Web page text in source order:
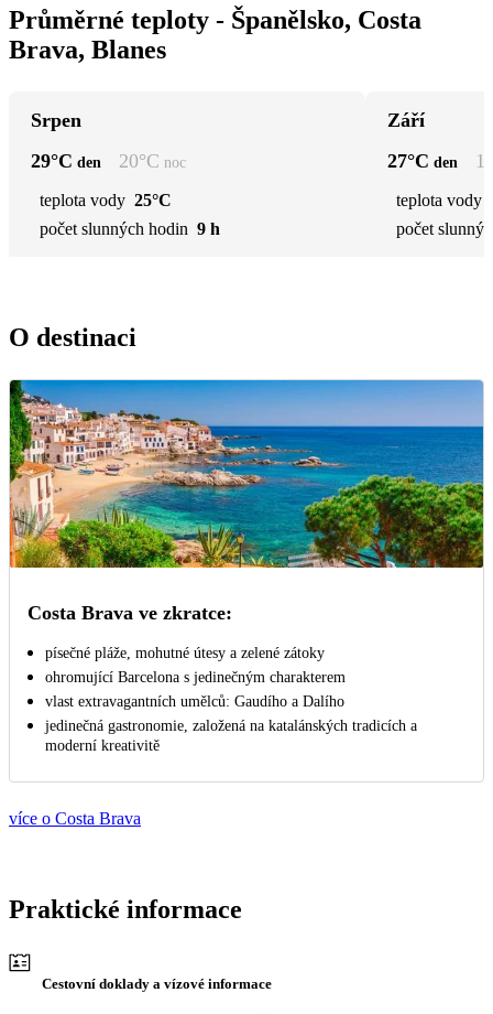
Průměrné teploty - Španělsko, Costa
Brava, Blanes
Srpen
29°C den 20°C noc
teplota vody 25°C
počet slunných hodin 9 h
Září
27°C den
teplota vody
počet
O destinaci
Costa Brava ve zkratce:
písečné pláže, mohutné útesy a zelené zátoky
ohromující Barcelona s jedinečným charakterem
vlast extravagantních umělců: Gaudího a Dalího
jedinečná gastronomie, založená na katalánských tradicích a
moderní kreativitě
více o Costa Brava
Praktické informace
Cestovní doklady a vízové informace